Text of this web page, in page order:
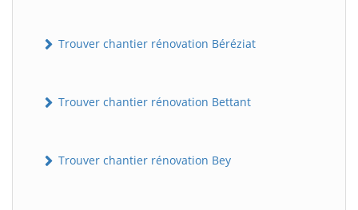
Trouver chantier rénovation Béréziat
Trouver chantier rénovation Bettant
Trouver chantier rénovation Bey